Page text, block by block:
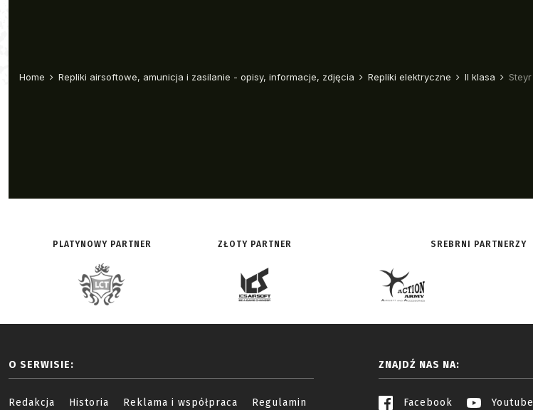
PLATYNOWY PARTNER ZŁOTY PARTNER SREBRNI PARTNERZY
O SERWISIE:
Redakcja Historia Reklama i współpraca Regulamin
ZNAJDŹ NAS NA:
Facebook Youtube